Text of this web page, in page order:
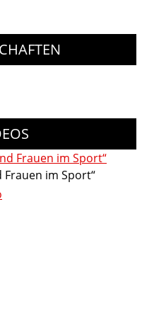
Frauen im Sport“